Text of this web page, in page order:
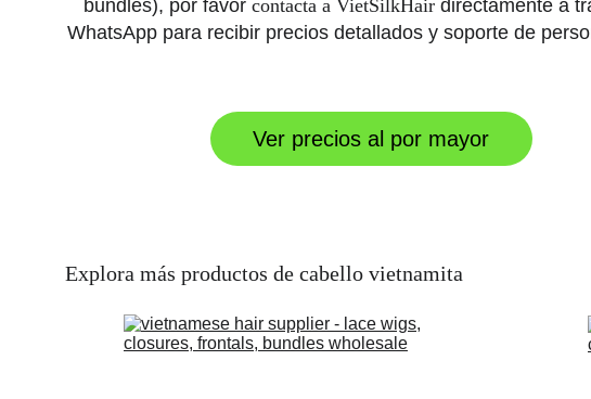
bundles), por favor contacta a VietSilkHair directamente a
WhatsApp para recibir precios detallados y soporte de
Ver precios al por mayor
Explora más productos de cabello vietnamita